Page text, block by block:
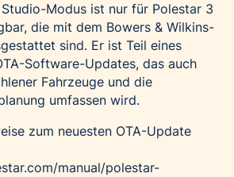
Modus ist nur für Polestar 3
die mit dem Bowers & Wilkins-
sind. Er ist Teil eines
Software-Updates, das auch
Fahrzeuge und die
umfassen wird.
zum neuesten OTA-Update
manual/polestar-